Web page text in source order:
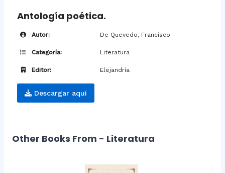
Antología poética.
Autor: De Quevedo, Francisco
Categoría: Literatura
Editor: Elejandría
Descargar aquí
Other Books From - Literatura